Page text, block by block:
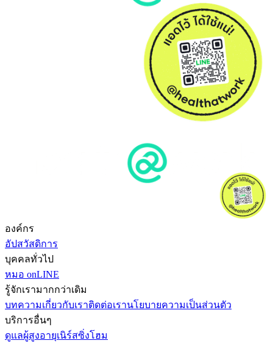
องค์กร
อัปสวัสดิการ
บุคคลทั่วไป
หมอ onLINE
รู้จักเรามากกว่าเดิม
บทความเกี่ยวกับเราติดต่อเรานโยบายความเป็นส่วนตัว
บริการอื่นๆ
ดูแลผู้สูงอายุเนิร์สซิ่งโฮม